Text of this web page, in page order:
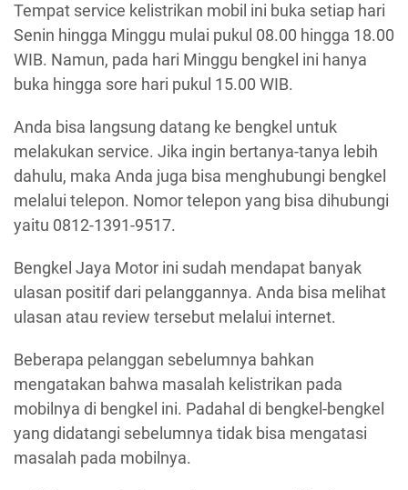
Tempat service kelistrikan mobil ini buka setiap hari
Senin hingga Minggu mulai pukul 08.00 hingga 18.00
WIB. Namun, pada hari Minggu bengkel ini hanya
buka hingga sore hari pukul 15.00 WIB.
Anda bisa langsung datang ke bengkel untuk
melakukan service. Jika ingin bertanya-tanya lebih
dahulu, maka Anda juga bisa menghubungi bengkel
melalui telepon. Nomor telepon yang bisa dihubungi
yaitu 0812-1391-9517.
Bengkel Jaya Motor ini sudah mendapat banyak
ulasan positif dari pelanggannya. Anda bisa melihat
ulasan atau review tersebut melalui internet.
Beberapa pelanggan sebelumnya bahkan
mengatakan bahwa masalah kelistrikan pada
mobilnya di bengkel ini. Padahal di bengkel-bengkel
yang didatangi sebelumnya tidak bisa mengatasi
masalah pada mobilnya.